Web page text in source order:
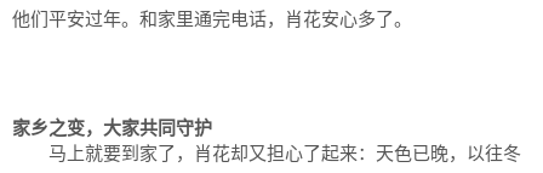
他们平安过年。和家里通完电话，肖花安心多了。
家乡之变，大家共同守护
马上就要到家了，肖花却又担心了起来：天色已晚，以往冬